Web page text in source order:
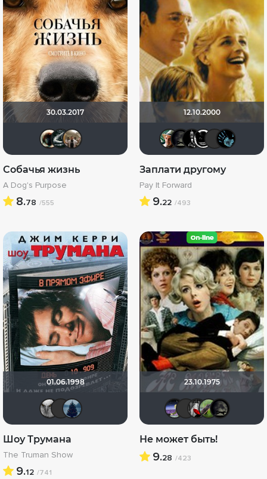
30.03.2017
Большой любитель кино
Vladimir Samsonov
Собачья жизнь
A Dog's Purpose
8.78 /555
12.10.2000
xrockx
Заплати другому
Pay It Forward
9.22 /493
01.06.1998
Фрэнк Пинатра
Шоу Трумана
The Truman Show
9.12 /741
23.10.1975
Доктор
Не может быть!
9.28 /423